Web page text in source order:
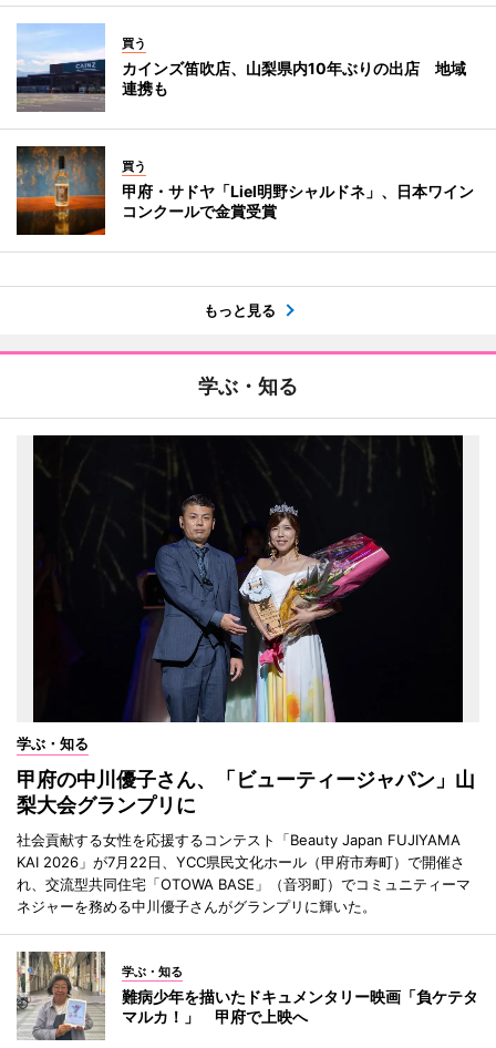
買う
カインズ笛吹店、山梨県内10年ぶりの出店 地域
連携も
買う
甲府・サドヤ「Liel明野シャルドネ」、日本ワイン
コンクールで金賞受賞
もっと見る
学ぶ・知る
学ぶ・知る
甲府の中川優子さん、「ビューティージャパン」山
梨大会グランプリに
社会貢献する女性を応援するコンテスト「Beauty Japan FUJIYAMA
KAI 2026」が7月22日、YCC県民文化ホール（甲府市寿町）で開催さ
れ、交流型共同住宅「OTOWA BASE」（音羽町）でコミュニティーマ
ネジャーを務める中川優子さんがグランプリに輝いた。
学ぶ・知る
難病少年を描いたドキュメンタリー映画「負ケテタ
マルカ！」 甲府で上映へ